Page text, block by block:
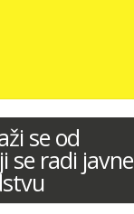
se od
se radi javne